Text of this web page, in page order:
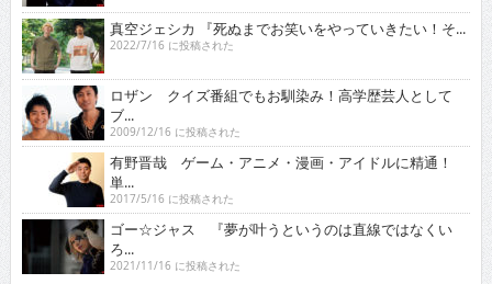
真空ジェシカ 『死ぬまでお笑いをやっていきたい！そ...
2022/7/16 に投稿された
ロザン クイズ番組でもお馴染み！高学歴芸人として
ブ...
2009/12/16 に投稿された
有野晋哉 ゲーム・アニメ・漫画・アイドルに精通！
単...
2017/5/16 に投稿された
ゴー☆ジャス 『夢が叶うというのは直線ではなくい
ろ...
2021/11/16 に投稿された